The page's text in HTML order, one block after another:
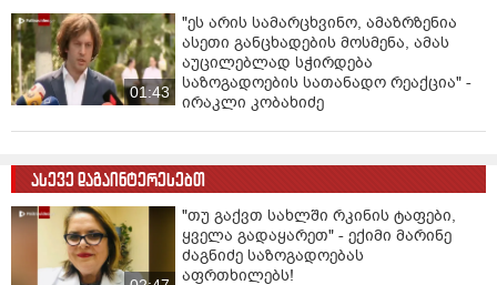
01:43
"ეს არის სამარცხვინო, ამაზრზენია
ასეთი განცხადების მოსმენა, ამას
აუცილებლად სჭირდება
საზოგადოების სათანადო რეაქცია" -
ირაკლი კობახიძე
ასევე დაგაინტერესებთ
"თუ გაქვთ სახლში რკინის ტაფები,
ყველა გადაყარეთ" - ექიმი მარინე
ძაგნიძე საზოგადოებას
აფრთხილებს!